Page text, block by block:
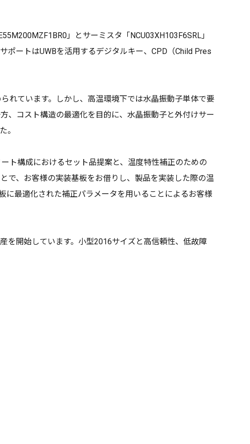
」とサーミスタ「NCU03XH103F6SRL」
ートはUWBを活用するデジタルキー、CPD（Child Pres
れています。しかし、高温環境下では水晶振動子単体で要
、コスト構造の最適化を目的に、水晶振動子と外付けサー
。
ト構成におけるセット品提案と、温度特性補正のための
で、お客様の実装基板をお借りし、製品を実装した際の温
に最適化された補正パラメータを用いることによるお客様
を開始しています。小型2016サイズと高信頼性、低故障